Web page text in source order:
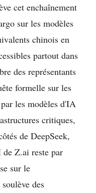
cet enchaînement
sur les modèles
chinois en
partout dans
des représentants
formelle sur les
les modèles d'IA
critiques,
de DeepSeek,
Z.ai reste par
sur le
des